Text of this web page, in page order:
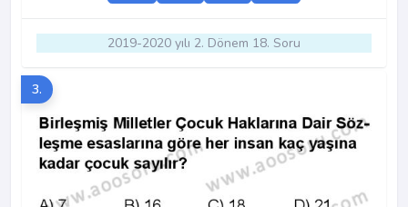
2019-2020 yılı 2. Dönem 18. Soru
3.